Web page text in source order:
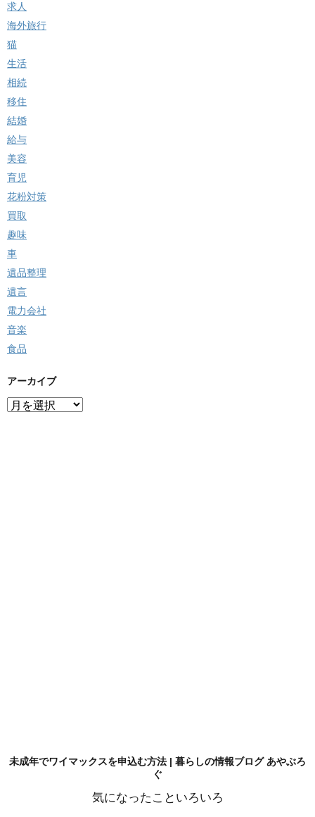
求人
海外旅行
猫
生活
相続
移住
結婚
給与
美容
育児
花粉対策
買取
趣味
車
遺品整理
遺言
電力会社
音楽
食品
アーカイブ
ア
未成年でワイマックスを申込む方法 | 暮らしの情報ブログ あやぶろ
ぐ
気になったこといろいろ